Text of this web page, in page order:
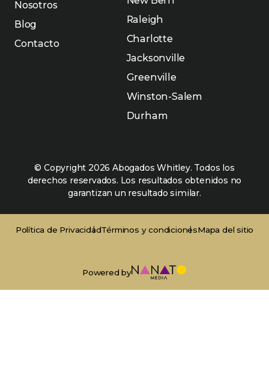
Nosotros
Blog
Contacto
Raleigh
Charlotte
Jacksonville
Greenville
Winston-Salem
Durham
© Copyright 2026 Abogados Whitley. Todos los
derechos reservados. Los resultados obtenidos no
garantizan un resultado similar.
Política de PrivacidadTérminos y condicionesMapa del sitio
Powered by